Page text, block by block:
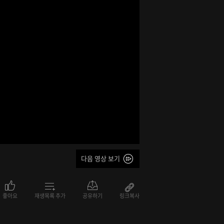
다음 영상 보기
좋아요 재생목록 추가 공유하기 링크복사